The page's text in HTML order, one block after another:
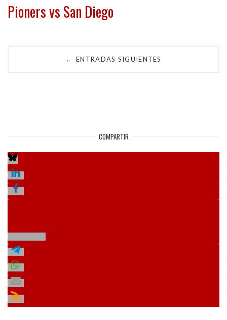
Pioners vs San Diego
← ENTRADAS SIGUIENTES
COMPARTIR